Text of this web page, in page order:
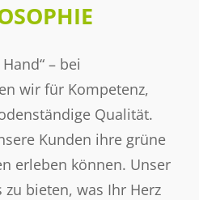
– bei
wir für Kompetenz,
Qualität.
Kunden ihre grüne
erleben können. Unser
bieten, was Ihr Herz